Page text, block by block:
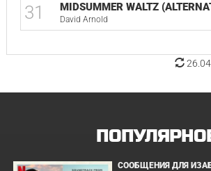
31 MIDSUMMER WALTZ
David Arnold
СООБЩЕНИЯ ДЛЯ